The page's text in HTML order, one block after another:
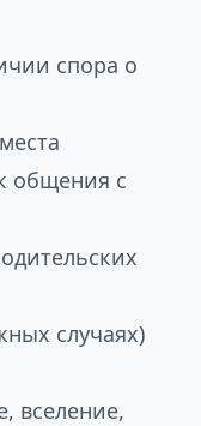
спора о
общения с
случаях)
вселение,